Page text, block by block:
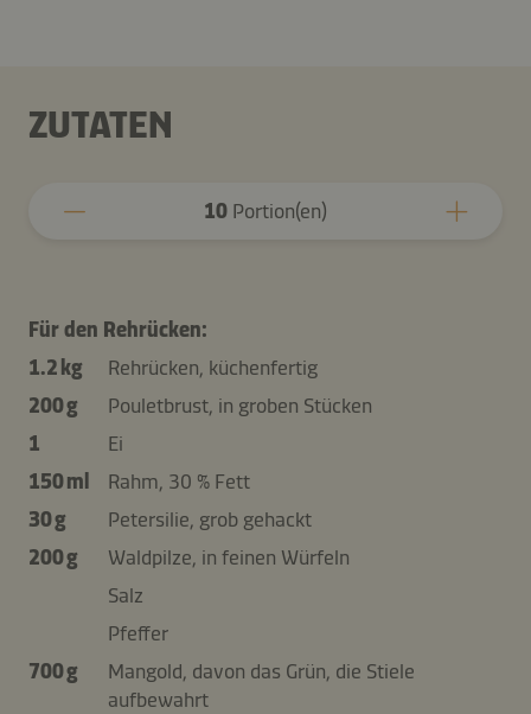
ZUTATEN
10 Portion(en)
Für den Rehrücken:
1.2 kg
Rehrücken, küchenfertig
200 g
Pouletbrust, in groben Stücken
1
Ei
150 ml
Rahm, 30 % Fett
30 g
Petersilie, grob gehackt
200 g
Waldpilze, in feinen Würfeln
Salz
Pfeffer
700 g
Mangold, davon das Grün, die Stiele
aufbewahrt